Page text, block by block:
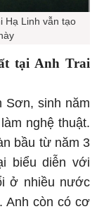
Hạ Linh vẫn tạo
tại Anh Trai
Sơn, sinh năm
nghệ thuật.
bầu từ năm 3
biểu diễn với
ở nhiều nước
Anh còn có cơ